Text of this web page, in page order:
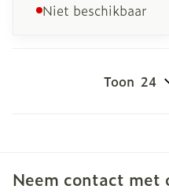
Niet beschikbaar
Toon
Neem contact met